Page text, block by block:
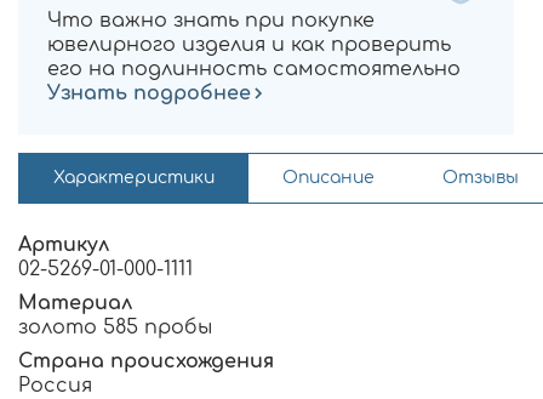
Что важно знать при покупке
ювелирного изделия и как проверить
его на подлинность самостоятельно
Узнать подробнее
Характеристики Описание Отзывы
Артикул
02-5269-01-000-1111
Материал
золото 585 пробы
Страна происхождения
Россия